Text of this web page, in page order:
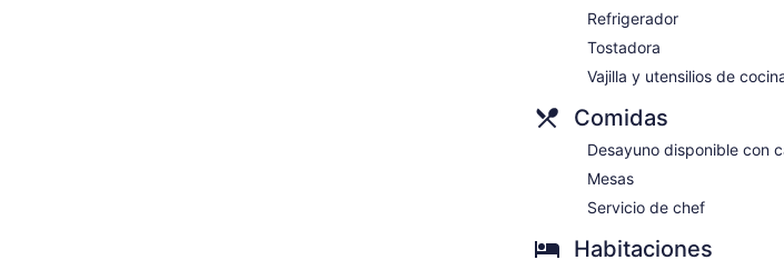
Refrigerador
Tostadora
Vajilla y utensilios de
Comidas
Desayuno disponible con
Mesas
Servicio de chef
Habitaciones